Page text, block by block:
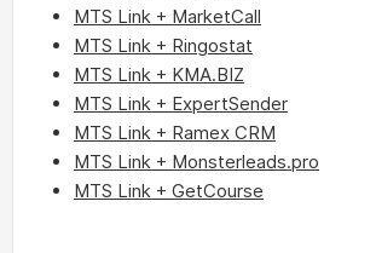
MTS Link + MarketCall
MTS Link + Ringostat
MTS Link + KMA.BIZ
MTS Link + ExpertSender
MTS Link + Ramex CRM
MTS Link + Monsterleads.pro
MTS Link + GetCourse